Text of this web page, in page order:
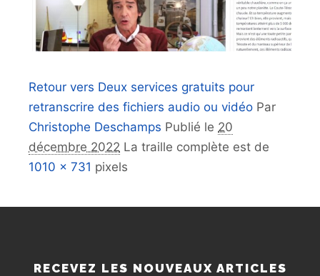
Retour vers Deux services gratuits pour
retranscrire des fichiers audio ou vidéo Par
Christophe Deschamps Publié le 20
décembre 2022 La traille complète est de
1010 × 731 pixels
RECEVEZ LES NOUVEAUX ARTICLES